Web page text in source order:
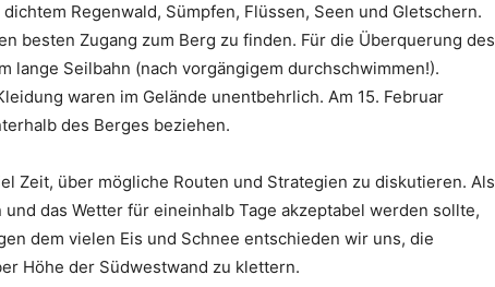
Regenwald, Sümpfen, Flüssen, Seen und Gletschern.
besten Zugang zum Berg zu finden. Für die Überquerung des
lange Seilbahn (nach vorgängigem durchschwimmen!).
waren im Gelände unentbehrlich. Am 15. Februar
des Berges beziehen.
Zeit, über mögliche Routen und Strategien zu diskutieren. Als
das Wetter für eineinhalb Tage akzeptabel werden sollte,
dem vielen Eis und Schnee entschieden wir uns, die
Höhe der Südwestwand zu klettern.